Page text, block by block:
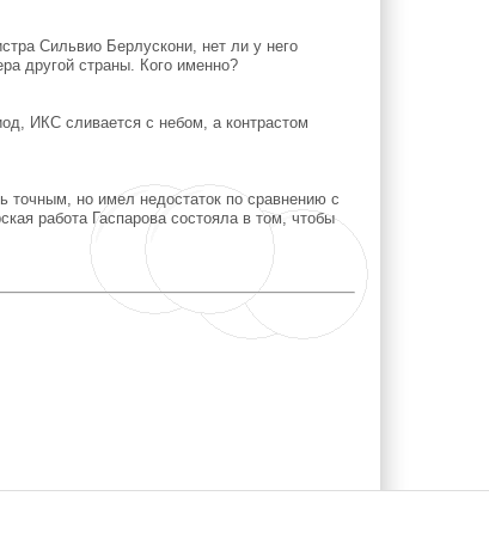
Сильвио Берлускони, нет ли у него
другой страны. Кого именно?
ИКС сливается с небом, а контрастом
точным, но имел недостаток по сравнению с
работа Гаспарова состояла в том, чтобы